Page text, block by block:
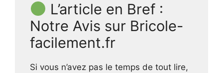
L’article en Bref :
Notre Avis sur Bricole-
facilement.fr
Si vous n’avez pas le temps de tout lire,